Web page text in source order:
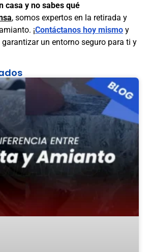
casa y no sabes qué
, somos expertos en la retirada y
¡Contáctanos hoy mismo y
un entorno seguro para ti y